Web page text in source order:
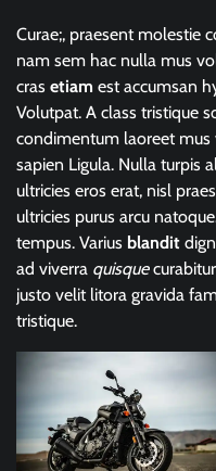
Curae;, praesent molestie
nam sem hac nulla mus
cras etiam est accumsan
Volutpat. A class tristique
condimentum laoreet
sapien Ligula. Nulla turpis
ultricies eros erat, nisl
ultricies purus arcu
tempus. Varius blandit
ad viverra quisque
justo velit litora gravida
tristique.